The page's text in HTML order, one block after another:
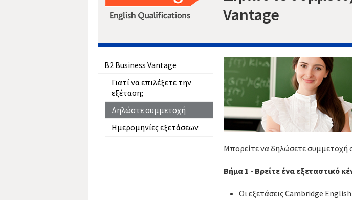
Vantage
B2 Business Vantage
Γιατί να επιλέξετε την
εξέταση;
Δηλώστε συμμετοχή
Ημερομηνίες εξετάσεων
Μπορείτε να δηλώσετε συμμετοχή
Βήμα 1 - Βρείτε ένα εξεταστικό
Οι εξετάσεις Cambridge